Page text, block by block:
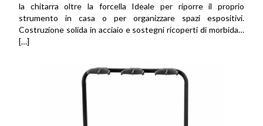
la chitarra oltre la forcella Ideale per riporre il proprio
strumento in casa o per organizzare spazi espositivi.
Costruzione solida in acciaio e sostegni ricoperti di morbida…
[…]